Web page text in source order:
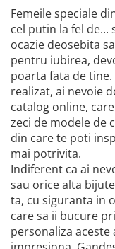
Femeile speciale
cel putin la fel de...
ocazie deosebita
pentru iubirea,
poarta fata de
realizat, ai nevoie
catalog online,
zeci de modele de
din care te poti
mai potrivita.
Indiferent ca ai
sau orice alta
ta, cu siguranta in
care sa ii bucure
personaliza aceste